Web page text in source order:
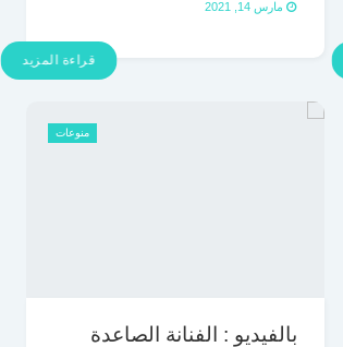
مارس 14, 2021
قراءة المزيد
منوعات
بالفيديو : الفنانة الصاعدة